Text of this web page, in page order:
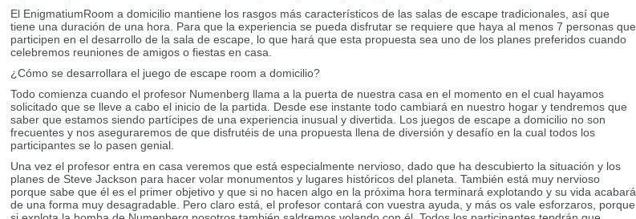
El EnigmatiumRoom a domicilio mantiene los rasgos más característicos de las salas de escape tradicionales, así que
tiene una duración de una hora. Para que la experiencia se pueda disfrutar se requiere que haya al menos 7 personas que
participen en el desarrollo de la sala de escape, lo que hará que esta propuesta sea uno de los planes preferidos cuando
celebremos reuniones de amigos o fiestas en casa.
¿Cómo se desarrollara el juego de escape room a domicilio?
Todo comienza cuando el profesor Numenberg llama a la puerta de nuestra casa en el momento en el cual hayamos
solicitado que se lleve a cabo el inicio de la partida. Desde ese instante todo cambiará en nuestro hogar y tendremos que
saber que estamos siendo partícipes de una experiencia inusual y divertida. Los juegos de escape a domicilio no son
frecuentes y nos aseguraremos de que disfrutéis de una propuesta llena de diversión y desafío en la cual todos los
participantes se lo pasen genial.
Una vez el profesor entra en casa veremos que está especialmente nervioso, dado que ha descubierto la situación y los
planes de Steve Jackson para hacer volar monumentos y lugares históricos del planeta. También está muy nervioso
porque sabe que él es el primer objetivo y que si no hacen algo en la próxima hora terminará explotando y su vida acabará
de una forma muy desagradable. Pero claro está, el profesor contará con vuestra ayuda, y más os vale esforzaros, porque